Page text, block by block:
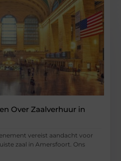
Over Zaalverhuur in
vereist aandacht voor
zaal in Amersfoort. Ons